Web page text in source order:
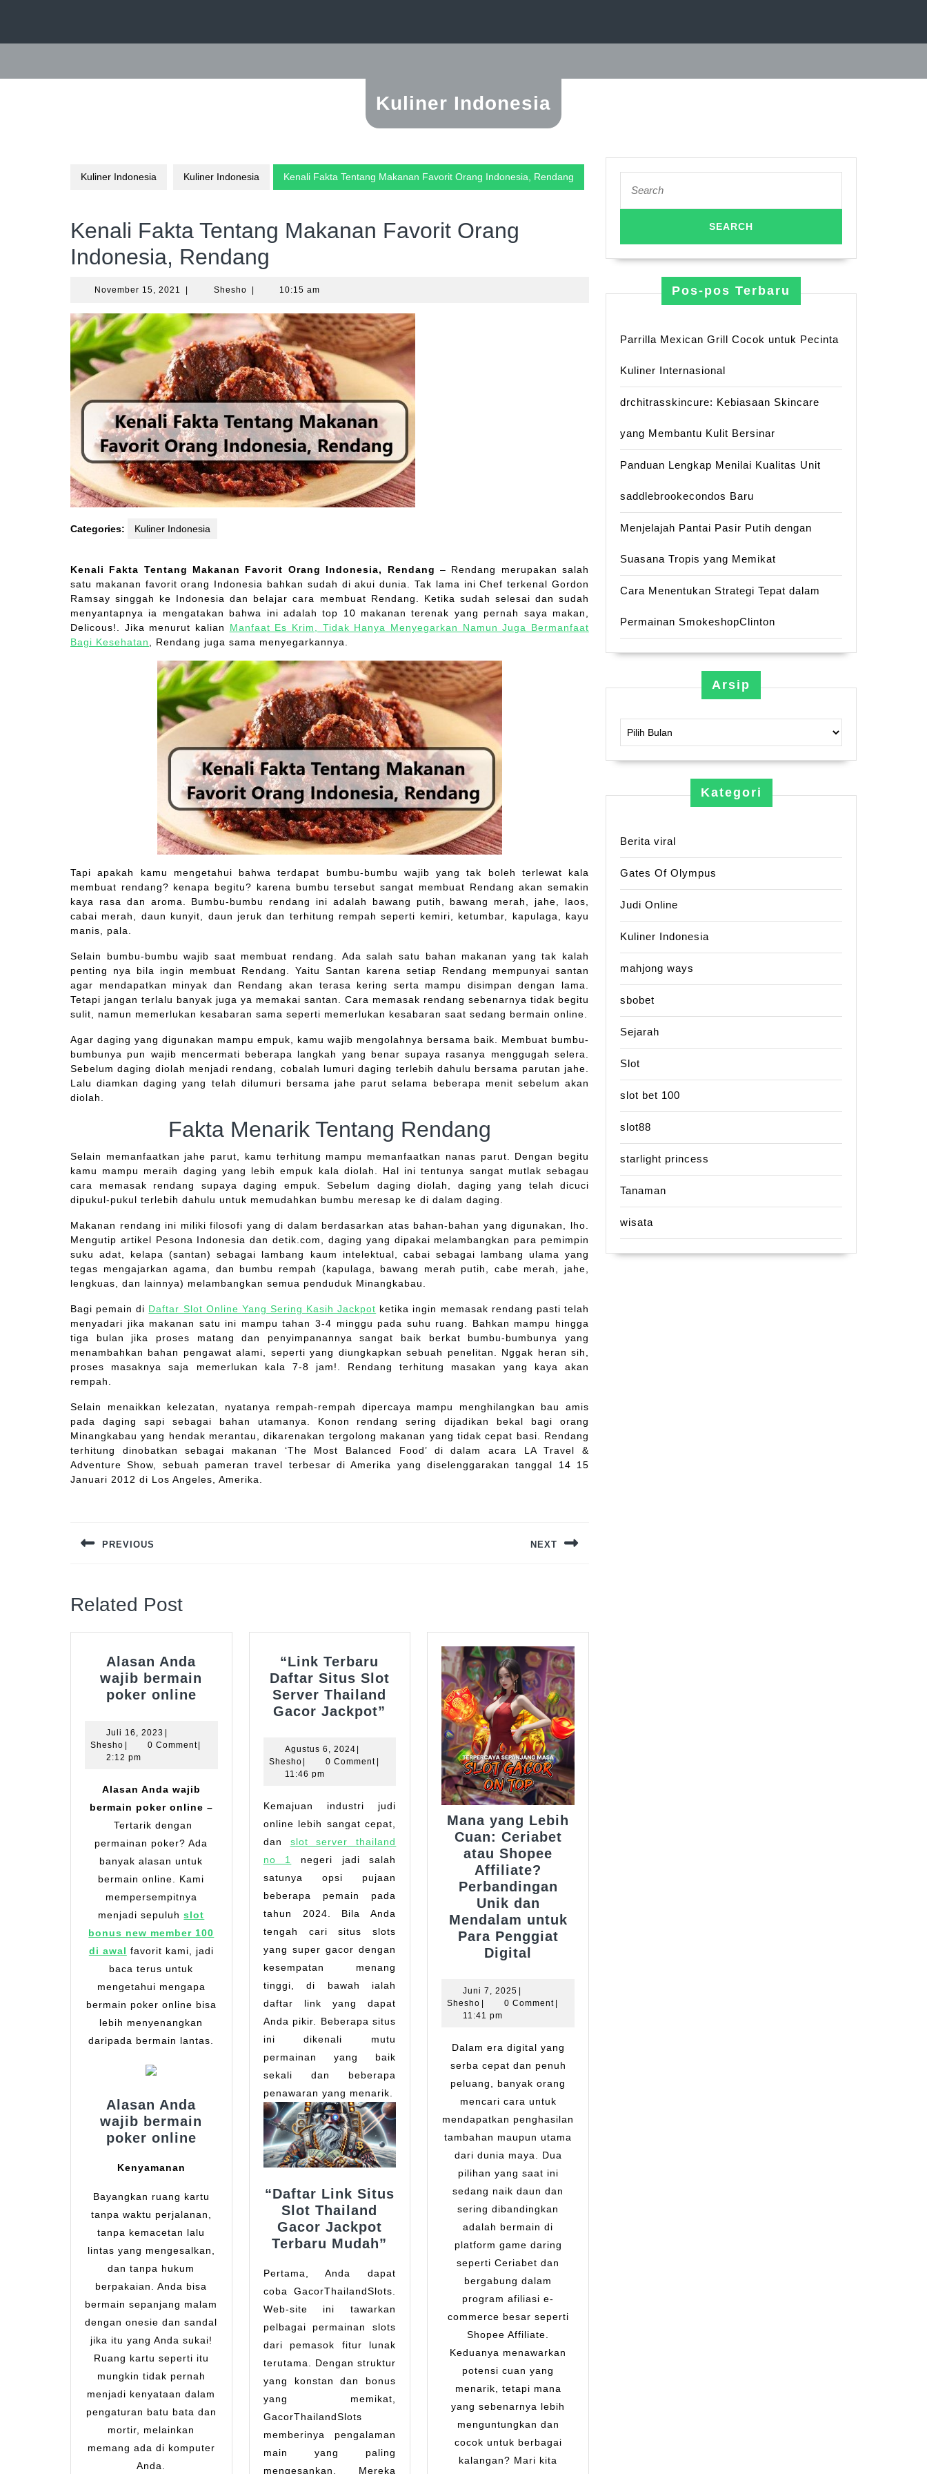
Kuliner Indonesia
Kuliner Indonesia Kuliner Indonesia Kenali Fakta Tentang Makanan Favorit Orang Indonesia, Rendang
Kenali Fakta Tentang Makanan Favorit Orang
Indonesia, Rendang
November 15, 2021 November
2021
SheshoShesho 10:15 am
Categories: Kuliner Indonesia
Kenali Fakta Tentang Makanan Favorit Orang Indonesia, Rendang – Rendang merupakan salah
satu makanan favorit orang Indonesia bahkan sudah di akui dunia. Tak lama ini Chef terkenal Gordon
Ramsay singgah ke Indonesia dan belajar cara membuat Rendang. Ketika sudah selesai dan sudah
menyantapnya ia mengatakan bahwa ini adalah top 10 makanan terenak yang pernah saya makan,
Delicous!. Jika menurut kalian Manfaat Es Krim, Tidak Hanya Menyegarkan Namun Juga Bermanfaat
Bagi Kesehatan
, Rendang juga sama menyegarkannya.
Tapi apakah kamu mengetahui bahwa terdapat bumbu-bumbu wajib yang tak boleh terlewat kala
membuat rendang? kenapa begitu? karena bumbu tersebut sangat membuat Rendang akan semakin
kaya rasa dan aroma. Bumbu-bumbu rendang ini adalah bawang putih, bawang merah, jahe, laos,
cabai merah, daun kunyit, daun jeruk dan terhitung rempah seperti kemiri, ketumbar, kapulaga, kayu
manis, pala.
Selain bumbu-bumbu wajib saat membuat rendang. Ada salah satu bahan makanan yang tak kalah
penting nya bila ingin membuat Rendang. Yaitu Santan karena setiap Rendang mempunyai santan
agar mendapatkan minyak dan Rendang akan terasa kering serta mampu disimpan dengan lama.
Tetapi jangan terlalu banyak juga ya memakai santan. Cara memasak rendang sebenarnya tidak begitu
sulit, namun memerlukan kesabaran sama seperti memerlukan kesabaran saat sedang bermain online.
Agar daging yang digunakan mampu empuk, kamu wajib mengolahnya bersama baik. Membuat bumbu-
bumbunya pun wajib mencermati beberapa langkah yang benar supaya rasanya menggugah selera.
Sebelum daging diolah menjadi rendang, cobalah lumuri daging terlebih dahulu bersama parutan jahe.
Lalu diamkan daging yang telah dilumuri bersama jahe parut selama beberapa menit sebelum akan
diolah.
Fakta Menarik Tentang Rendang
Selain memanfaatkan jahe parut, kamu terhitung mampu memanfaatkan nanas parut. Dengan begitu
kamu mampu meraih daging yang lebih empuk kala diolah. Hal ini tentunya sangat mutlak sebagau
cara memasak rendang supaya daging empuk. Sebelum daging diolah, daging yang telah dicuci
dipukul-pukul terlebih dahulu untuk memudahkan bumbu meresap ke di dalam daging.
Makanan rendang ini miliki filosofi yang di dalam berdasarkan atas bahan-bahan yang digunakan, lho.
Mengutip artikel Pesona Indonesia dan detik.com, daging yang dipakai melambangkan para pemimpin
suku adat, kelapa (santan) sebagai lambang kaum intelektual, cabai sebagai lambang ulama yang
tegas mengajarkan agama, dan bumbu rempah (kapulaga, bawang merah putih, cabe merah, jahe,
lengkuas, dan lainnya) melambangkan semua penduduk Minangkabau.
Bagi pemain di Daftar Slot Online Yang Sering Kasih Jackpot ketika ingin memasak rendang pasti telah
menyadari jika makanan satu ini mampu tahan 3-4 minggu pada suhu ruang. Bahkan mampu hingga
tiga bulan jika proses matang dan penyimpanannya sangat baik berkat bumbu-bumbunya yang
menambahkan bahan pengawat alami, seperti yang diungkapkan sebuah penelitan. Nggak heran sih,
proses masaknya saja memerlukan kala 7-8 jam!. Rendang terhitung masakan yang kaya akan
rempah.
Selain menaikkan kelezatan, nyatanya rempah-rempah dipercaya mampu menghilangkan bau amis
pada daging sapi sebagai bahan utamanya. Konon rendang sering dijadikan bekal bagi orang
Minangkabau yang hendak merantau, dikarenakan tergolong makanan yang tidak cepat basi. Rendang
terhitung dinobatkan sebagai makanan ‘The Most Balanced Food’ di dalam acara LA Travel &
Adventure Show, sebuah pameran travel terbesar di Amerika yang diselenggarakan tanggal 14 15
Januari 2012 di Los Angeles, Amerika.
posPREVIOUS NEXT
Related Post
Alasan Anda
wajib bermain
poker onlineAlasan
bermain
Juli 16, 2023 Juli
16,
|
Shesho Shesho
| 0 Comment|
2:12 pm
Alasan Anda wajib
bermain poker online –
Tertarik dengan
permainan poker? Ada
banyak alasan untuk
bermain online. Kami
mempersempitnya
menjadi sepuluhslot
bonus new member 100
di awal favorit kami, jadi
baca terus untuk
mengetahui mengapa
bermain poker online bisa
lebih menyenangkan
daripada bermain lantas.
Alasan Anda
wajib bermain
poker online
Kenyamanan
Bayangkan ruang kartu
tanpa waktu perjalanan,
tanpa kemacetan lalu
lintas yang mengesalkan,
dan tanpa hukum
berpakaian. Anda bisa
bermain sepanjang malam
dengan onesie dan sandal
jika itu yang Anda sukai!
Ruang kartu seperti itu
mungkin tidak pernah
menjadi kenyataan dalam
pengaturan batu bata dan
mortir, melainkan
memang ada di komputer
Anda.
“Link Terbaru
Daftar Situs Slot
Server Thailand
Gacor Jackpot”
Thailand
Gacor
Jackpot”
Agustus 6, 2024Agustus
6,
|
SheshoShesho
| 0 Comment |
11:46 pm
Kemajuan industri judi
online lebih sangat cepat,
dan slot server thailand
no 1
negeri jadi salah
satunya opsi pujaan
beberapa pemain pada
tahun 2024. Bila Anda
tengah cari situs slots
yang super gacor dengan
kesempatan menang
tinggi, di bawah ialah
daftar link yang dapat
Anda pikir. Beberapa situs
ini dikenali mutu
permainan yang baik
sekali dan beberapa
penawaran yang menarik.
“Daftar Link Situs
Slot Thailand
Gacor Jackpot
Terbaru Mudah”
Pertama, Anda dapat
coba GacorThailandSlots.
Web-site ini tawarkan
pelbagai permainan slots
dari pemasok fitur lunak
terutama. Dengan struktur
yang konstan dan bonus
yang memikat,
GacorThailandSlots
memberinya pengalaman
main yang paling
mengesankan. Mereka
Mana yang Lebih
Cuan: Ceriabet
atau Shopee
Affiliate?
Perbandingan
Unik dan
Mendalam untuk
Para Penggiat
Digital
Cuan:
Shopee
Affiliate?
Perbandingan
Unik
dan
Mendalam
untuk
Para
Penggiat
Juni 7, 2025 Juni
7,
|
Shesho Shesho
| 0 Comment |
11:41 pm
Dalam era digital yang
serba cepat dan penuh
peluang, banyak orang
mencari cara untuk
mendapatkan penghasilan
tambahan maupun utama
dari dunia maya. Dua
pilihan yang saat ini
sedang naik daun dan
sering dibandingkan
adalah bermain di
platform game daring
seperti Ceriabet dan
bergabung dalam
program afiliasi e-
commerce besar seperti
Shopee Affiliate.
Keduanya menawarkan
potensi cuan yang
menarik, tetapi mana
yang sebenarnya lebih
menguntungkan dan
cocok untuk berbagai
kalangan? Mari kita
for:
Pos-pos Terbaru
Parrilla Mexican Grill Cocok untuk Pecinta
Kuliner Internasional
drchitrasskincure: Kebiasaan Skincare
yang Membantu Kulit Bersinar
Panduan Lengkap Menilai Kualitas Unit
saddlebrookecondos Baru
Menjelajah Pantai Pasir Putih dengan
Suasana Tropis yang Memikat
Cara Menentukan Strategi Tepat dalam
Permainan SmokeshopClinton
Arsip
Kategori
Berita viral
Gates Of Olympus
Judi Online
Kuliner Indonesia
mahjong ways
sbobet
Sejarah
Slot
slot bet 100
slot88
starlight princess
Tanaman
wisata